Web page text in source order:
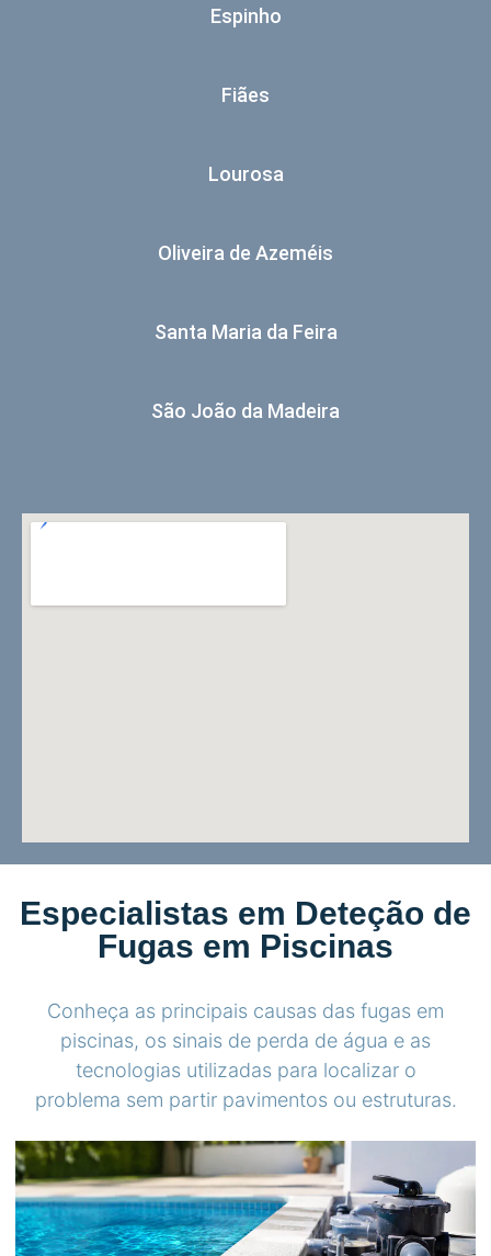
Espinho
Fiães
Lourosa
Oliveira de Azeméis
Santa Maria da Feira
São João da Madeira
Especialistas em Deteção de
Fugas em Piscinas
Conheça as principais causas das fugas em
piscinas, os sinais de perda de água e as
tecnologias utilizadas para localizar o
problema sem partir pavimentos ou estruturas.